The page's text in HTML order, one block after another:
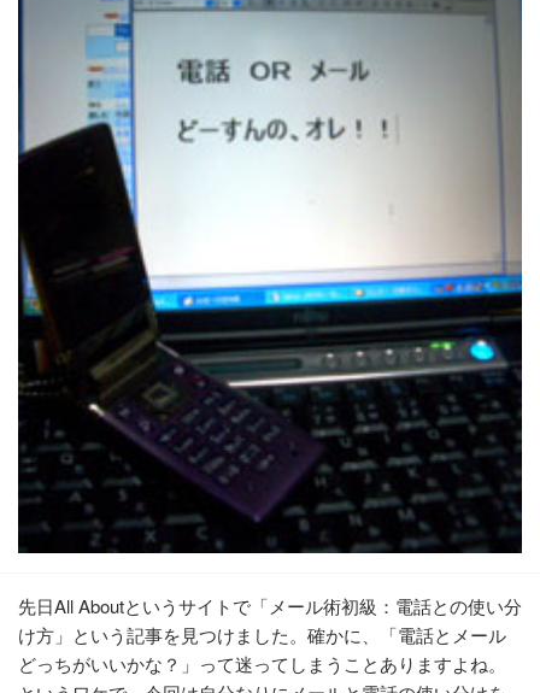
先日All Aboutというサイトで「メール術初級：電話との使い分
け方」という記事を見つけました。確かに、「電話とメール
どっちがいいかな？」って迷ってしまうことありますよね。